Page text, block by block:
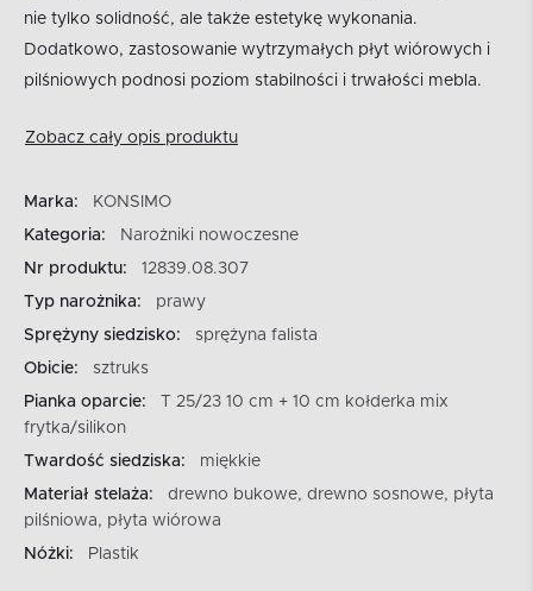
nie tylko solidność, ale także estetykę wykonania.
Dodatkowo, zastosowanie wytrzymałych płyt wiórowych i
pilśniowych podnosi poziom stabilności i trwałości mebla.
Zobacz cały opis produktu
Marka:
KONSIMO
Kategoria:
Narożniki nowoczesne
Nr produktu:
12839.08.307
Typ narożnika:
prawy
Sprężyny siedzisko:
sprężyna falista
Obicie:
sztruks
Pianka oparcie:
T 25/23 10 cm + 10 cm kołderka mix
frytka/silikon
Twardość siedziska:
miękkie
Materiał stelaża:
drewno bukowe, drewno sosnowe, płyta
pilśniowa, płyta wiórowa
Nóżki:
Plastik